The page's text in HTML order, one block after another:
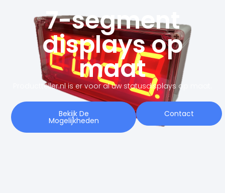
7-segment
displays op
maat
Productteller.nl is er voor al uw statusdisplays op maat.
Bekijk De
Mogelijkheden
Contact